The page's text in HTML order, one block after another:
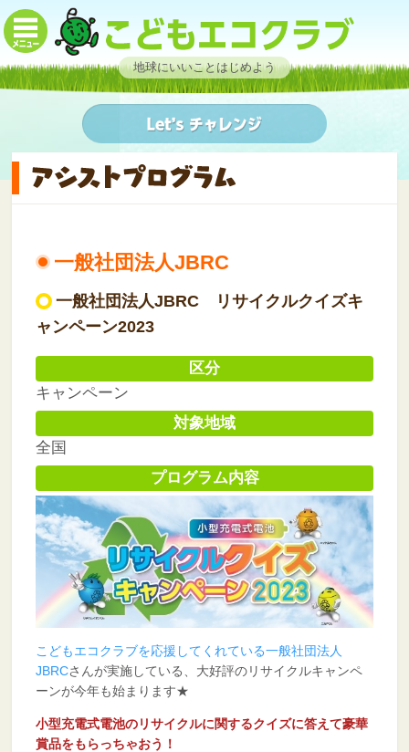
地球にいいことはじめよう
一般社団法人JBRC
一般社団法人JBRC リサイクルクイズキ
ャンペーン2023
区分
キャンペーン
対象地域
全国
プログラム内容
こどもエコクラブを応援してくれている一般社団法人
JBRCさんが実施している、大好評のリサイクルキャンペ
ーンが今年も始まります★
小型充電式電池のリサイクルに関するクイズに答えて豪華
賞品をもらっちゃおう！